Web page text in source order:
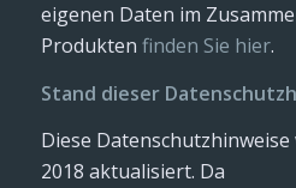
eigenen Daten im
Produkten finden Sie hier.
Stand dieser
Diese
2018 aktualisiert. Da